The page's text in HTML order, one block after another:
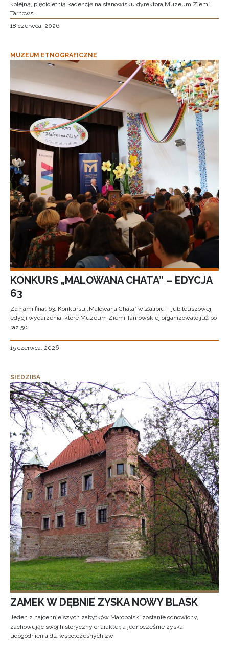
kolejną, pięcioletnią kadencję na stanowisku dyrektora Muzeum Ziemi
Tarnows
18 czerwca, 2026
MUZEUM ETNOGRAFICZNE
KONKURS „MALOWANA CHATA” – EDYCJA
63
Za nami finał 63. Konkursu „Malowana Chata” w Zalipiu – jubileuszowej
edycji wydarzenia, które Muzeum Ziemi Tarnowskiej organizowało już po
raz 50.
15 czerwca, 2026
SIEDZIBA
ZAMEK W DĘBNIE ZYSKA NOWY BLASK
Jeden z najcenniejszych zabytków Małopolski zostanie odnowiony,
zachowując swój historyczny charakter, a jednocześnie zyska
udogodnienia dla współczesnych zw